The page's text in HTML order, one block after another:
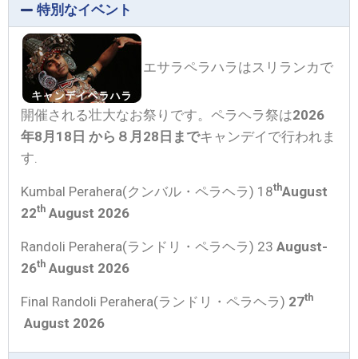
特別なイベント
エサラペラハラはスリランカで
開催される壮大なお祭りです。ペラヘラ祭は2026
年8月18日 から８月28日までキャンデイで行われま
す.
Kumbal Perahera(クンバル・ペラヘラ) 18thAugust
22th August 2026
Randoli Perahera(ランドリ・ペラヘラ) 23 August-
26th August 2026
Final Randoli Perahera(ランドリ・ペラヘラ) 27th
August 2026